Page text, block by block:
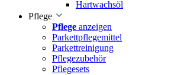
Hartwachsöl
Pflege
Pflege anzeigen
Parkettpflegemittel
Parkettreinigung
Pflegezubehör
Pflegesets